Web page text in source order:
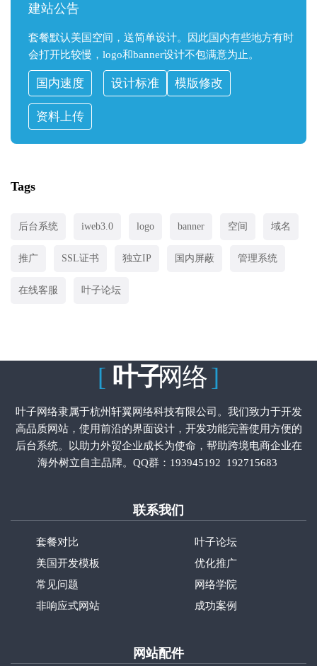
建站公告
套餐默认美国空间，送简单设计。因此国内有些地方有时
会打开比较慢，logo和banner设计不包满意为止。
国内速度 设计标准 模版修改
资料上传
Tags
后台系统 iweb3.0 logo banner 空间 域名
推广 SSL证书 独立IP 国内屏蔽 管理系统
在线客服 叶子论坛
[ 叶子网络]
叶子网络隶属于杭州轩翼网络科技有限公司。我们致力于开发
高品质网站，使用前沿的界面设计，开发功能完善使用方便的
后台系统。以助力外贸企业成长为使命，帮助跨境电商企业在
海外树立自主品牌。QQ群： 193945192 192715683
联系我们
套餐对比
美国开发模板
常见问题
非响应式网站
叶子论坛
优化推广
网络学院
成功案例
网站配件